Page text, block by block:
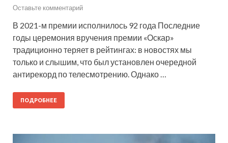
Оставьте комментарий
В 2021-м премии исполнилось 92 года Последние
годы церемония вручения премии «Оскар»
традиционно теряет в рейтингах: в новостях мы
только и слышим, что был установлен очередной
антирекорд по телесмотрению. Однако …
ПОДРОБНЕЕ